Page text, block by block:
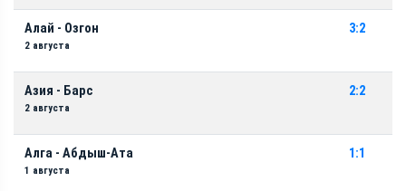
Алай - Озгон
2 августа
3:2
Азия - Барс
2 августа
2:2
Алга - Абдыш-Ата
1 августа
1:1